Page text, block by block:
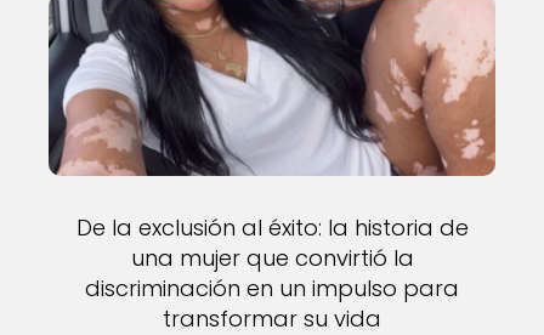
De la exclusión al éxito: la historia de
una mujer que convirtió la
discriminación en un impulso para
transformar su vida